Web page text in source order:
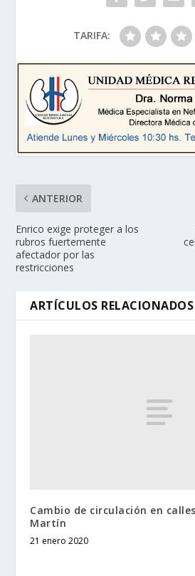
TARIFA:
ANTERIOR
Enrico exige proteger a los
rubros fuertemente
afectador por las
restricciones
ARTÍCULOS RELACIONADOS
Cambio de circulación en
Martín
21 enero 2020